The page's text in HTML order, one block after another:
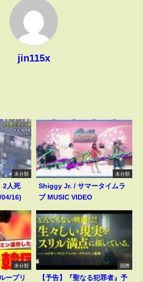
jin115x
未分類
2人死
04/16)
未分類
Shiggy Jr. / サマータイムラ
ブ MUSIC VIDEO
未分類
ープリ
国際
【予告】『聖なる犯罪者』予